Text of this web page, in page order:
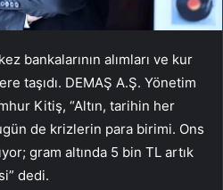
bankalarının alımları ve kur
taşıdı. DEMAŞ A.Ş. Yönetim
Kitiş, “Altın, tarihin her
de krizlerin para birimi. Ons
gram altında 5 bin TL artık
dedi.